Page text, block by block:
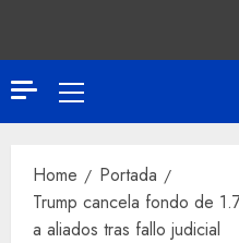
Home
Portada
Trump cancela fondo de
a aliados tras fallo judicial